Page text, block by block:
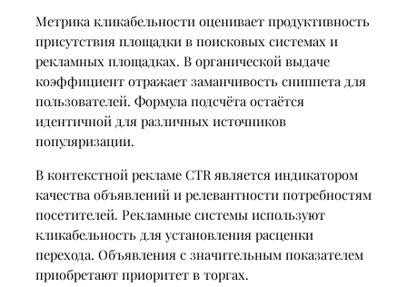
Метрика кликабельности оценивает продуктивность
присутствия площадки в поисковых системах и
рекламных площадках. В органической выдаче
коэффициент отражает заманчивость сниппета для
пользователей. Формула подсчёта остаётся
идентичной для различных источников
популяризации.
В контекстной рекламе CTR является индикатором
качества объявлений и релевантности потребностям
посетителей. Рекламные системы используют
кликабельность для установления расценки
перехода. Объявления с значительным показателем
приобретают приоритет в торгах.